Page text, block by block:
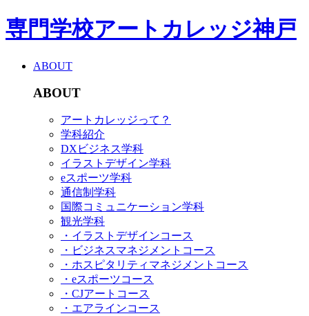
専門学校アートカレッジ神戸
ABOUT
ABOUT
アートカレッジって？
学科紹介
DXビジネス学科
イラストデザイン学科
eスポーツ学科
通信制学科
国際コミュニケーション学科
観光学科
・イラストデザインコース
・ビジネスマネジメントコース
・ホスピタリティマネジメントコース
・eスポーツコース
・CJアートコース
・エアラインコース